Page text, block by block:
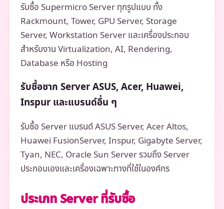
รับซื้อ Supermicro Server ทุกรูปแบบ ทั้ง
Rackmount, Tower, GPU Server, Storage
Server, Workstation Server และเครื่องประกอบ
สำหรับงาน Virtualization, AI, Rendering,
Database หรือ Hosting
รับซื้อซาก Server ASUS, Acer, Huawei,
Inspur และแบรนด์อื่น ๆ
รับซื้อ Server แบรนด์ ASUS Server, Acer Altos,
Huawei FusionServer, Inspur, Gigabyte Server,
Tyan, NEC, Oracle Sun Server รวมถึง Server
ประกอบเองและเครื่องเฉพาะทางที่ใช้ในองค์กร
ประเภท Server ที่รับซื้อ